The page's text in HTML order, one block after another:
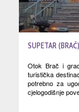
SUPETAR
Otok Brač i
turistička
potrebno za
cjelogodišnje